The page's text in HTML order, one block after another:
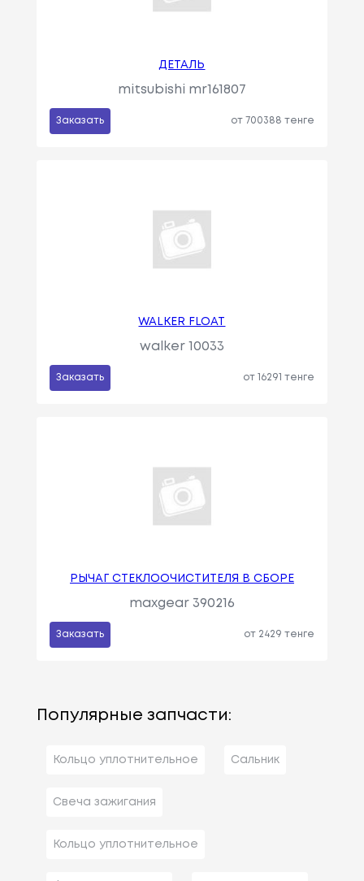
ДЕТАЛЬ
mitsubishi mr161807
Заказать от 700388 тенге
WALKER FLOAT
walker 10033
Заказать от 16291 тенге
РЫЧАГ СТЕКЛООЧИСТИТЕЛЯ В СБОРЕ
maxgear 390216
Заказать от 2429 тенге
Популярные запчасти:
Кольцо уплотнительное Сальник
Свеча зажигания
Кольцо уплотнительное